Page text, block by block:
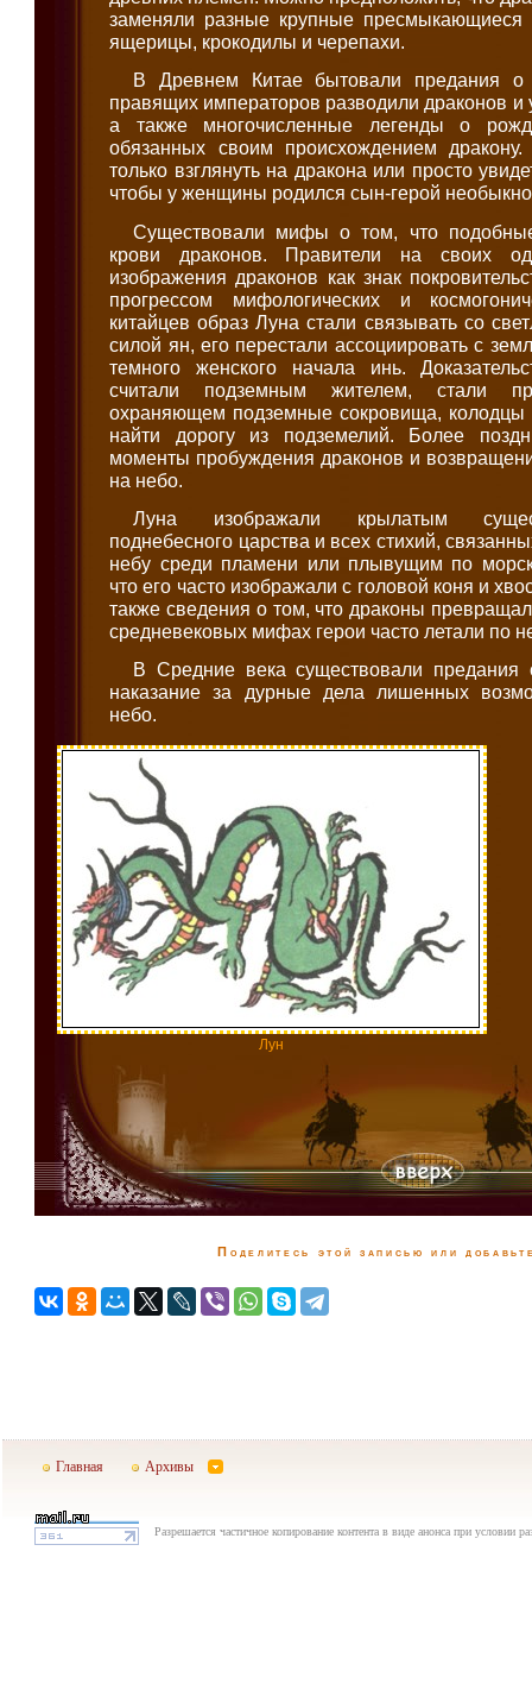
заменяли разные крупные
ящерицы, крокодилы и черепахи.
В Древнем Китае бытовали предания
правящих императоров разводили драконов и
а также многочисленные легенды о
обязанных своим происхождением дракону.
только взглянуть на дракона или просто
чтобы у женщины родился сын-герой
Существовали мифы о том, что
крови драконов. Правители на своих
изображения драконов как знак
прогрессом мифологических и
китайцев образ Луна стали связывать со
силой ян, его перестали ассоциировать с
темного женского начала инь.
считали подземным жителем, стали
охраняющем подземные сокровища,
найти дорогу из подземелий. Более
моменты пробуждения драконов и
на небо.
Луна изображали крылатым
поднебесного царства и всех стихий,
небу среди пламени или плывущим по
что его часто изображали с головой коня и
также сведения о том, что драконы
средневековых мифах герои часто летали по
В Средние века существовали предания
наказание за дурные дела лишенных
небо.
Лун
Поделитесь этой записью или
Главная Архивы
Разрешается частичное копирование контента в виде анонса при условии